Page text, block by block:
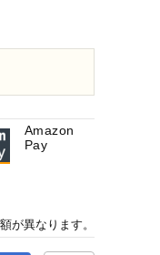
Amazon
Pay
が異なります。